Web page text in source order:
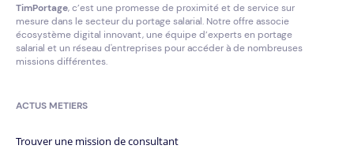
TimPortage, c’est une promesse de proximité et de service sur
mesure dans le secteur du portage salarial. Notre offre associe
écosystème digital innovant, une équipe d’experts en portage
salarial et un réseau d'entreprises pour accéder à de nombreuses
missions différentes.
ACTUS METIERS
Trouver une mission de consultant